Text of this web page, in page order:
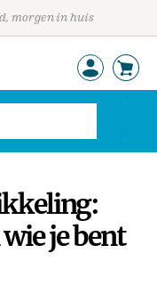
morgen in huis
je bent